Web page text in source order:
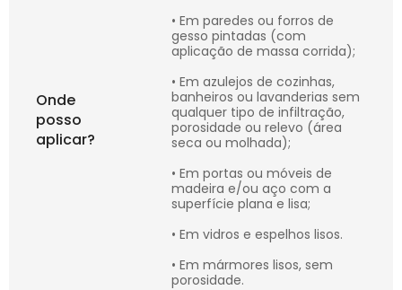
Onde
posso
aplicar?
• Em paredes ou forros de
gesso pintadas (com
aplicação de massa corrida);
• Em azulejos de cozinhas,
banheiros ou lavanderias sem
qualquer tipo de infiltração,
porosidade ou relevo (área
seca ou molhada);
• Em portas ou móveis de
madeira e/ou aço com a
superfície plana e lisa;
• Em vidros e espelhos lisos.
• Em mármores lisos, sem
porosidade.